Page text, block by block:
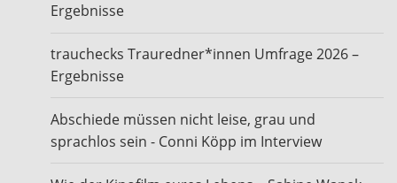
Ergebnisse
trauchecks Trauredner*innen Umfrage 2026 –
Ergebnisse
Abschiede müssen nicht leise, grau und
sprachlos sein - Conni Köpp im Interview